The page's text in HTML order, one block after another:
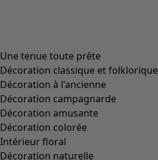
Une tenue toute prête
Décoration classique et folklorique
Décoration à l'ancienne
Décoration campagnarde
Décoration amusante
Décoration colorée
Intérieur floral
Décoration naturelle